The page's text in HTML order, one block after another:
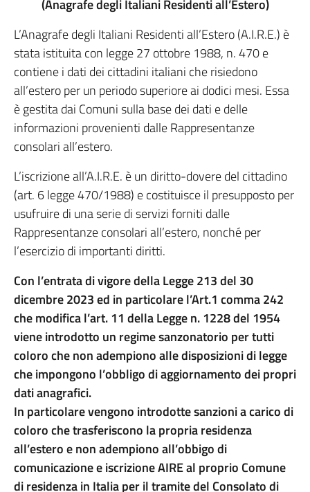
(Anagrafe degli Italiani Residenti all’Estero)
L’Anagrafe degli Italiani Residenti all’Estero (A.I.R.E.) è
stata istituita con legge 27 ottobre 1988, n. 470 e
contiene i dati dei cittadini italiani che risiedono
all’estero per un periodo superiore ai dodici mesi. Essa
è gestita dai Comuni sulla base dei dati e delle
informazioni provenienti dalle Rappresentanze
consolari all’estero.
L’iscrizione all’A.I.R.E. è un diritto-dovere del cittadino
(art. 6 legge 470/1988) e costituisce il presupposto per
usufruire di una serie di servizi forniti dalle
Rappresentanze consolari all’estero, nonché per
l’esercizio di importanti diritti.
Con l’entrata di vigore della Legge 213 del 30
dicembre 2023 ed in particolare l’Art.1 comma 242
che modifica l’art. 11 della Legge n. 1228 del 1954
viene introdotto un regime sanzonatorio per tutti
coloro che non adempiono alle disposizioni di legge
che impongono l’obbligo di aggiornamentodei propri
datianagrafici.
In particolare vengono introdotte sanzioni a carico di
coloro che trasferiscono la propria residenza
all’estero e non adempiono all’obbigo di
comunicazione e iscrizione AIRE al proprio Comune
di residenza in Italia per il tramite del Consolato di